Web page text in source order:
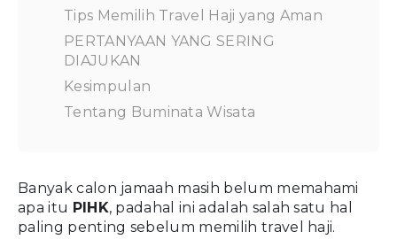
Tips Memilih Travel Haji yang Aman
PERTANYAAN YANG SERING
DIAJUKAN
Kesimpulan
Tentang Buminata Wisata
Banyak calon jamaah masih belum memahami
apa itu PIHK, padahal ini adalah salah satu hal
paling penting sebelum memilih travel haji.